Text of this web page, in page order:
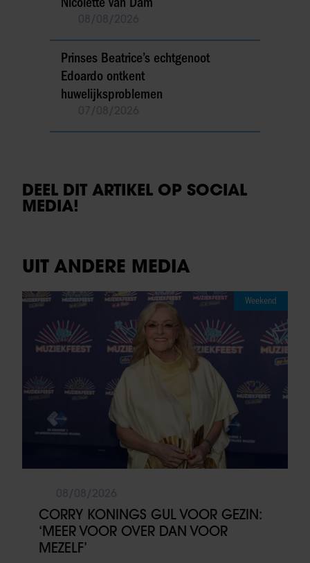
Prinses Beatrice’s echtgenoot
Edoardo ontkent
huwelijksproblemen
DEEL DIT ARTIKEL OP SOCIAL
MEDIA!
UIT ANDERE MEDIA
Weekend
CORRY KONINGS GUL VOOR GEZIN:
‘MEER VOOR OVER DAN VOOR
MEZELF’